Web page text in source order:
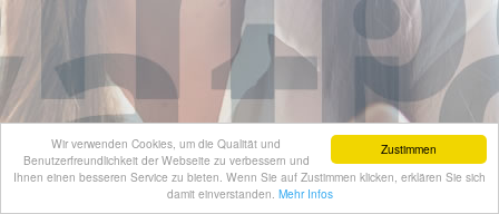
Zustimmen
Wir verwenden Cookies, um die Qualität und
Benutzerfreundlichkeit der Webseite zu verbessern und
Ihnen einen besseren Service zu bieten. Wenn Sie auf Zustimmen klicken, erklären Sie sich
damit einverstanden. Mehr Infos